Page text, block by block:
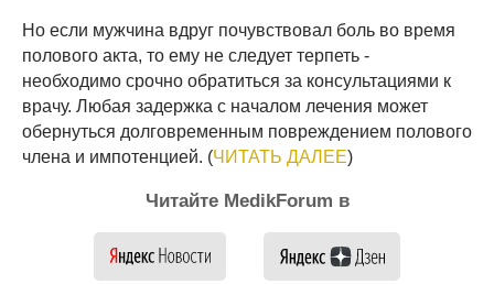
Но если мужчина вдруг почувствовал боль во время
полового акта, то ему не следует терпеть -
необходимо срочно обратиться за консультациями к
врачу. Любая задержка с началом лечения может
обернуться долговременным повреждением полового
члена и импотенцией. (ЧИТАТЬ ДАЛЕЕ)
Читайте MedikForum в